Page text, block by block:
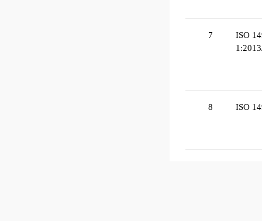
7
ISO
8 ISO